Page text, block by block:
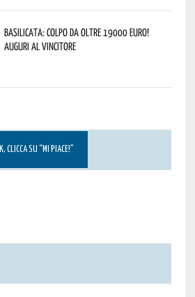
Basilicata: colpo da oltre 19000 Euro!
Auguri al vincitore
CLICCA SU “MI PIACE!”